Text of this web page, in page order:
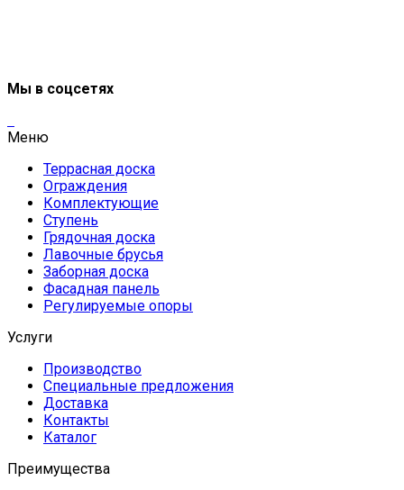
Мы в соцсетях
Меню
Террасная доска
Ограждения
Комплектующие
Ступень
Грядочная доска
Лавочные брусья
Заборная доска
Фасадная панель
Регулируемые опоры
Услуги
Производство
Специальные предложения
Доставка
Контакты
Каталог
Преимущества